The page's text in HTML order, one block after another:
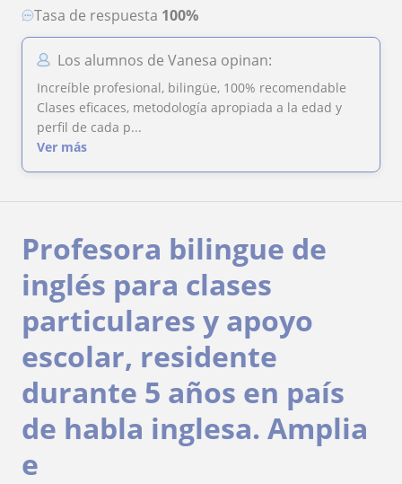
Tasa de respuesta 100%
Los alumnos de Vanesa opinan:
Increíble profesional, bilingüe, 100% recomendable
Clases eficaces, metodología apropiada a la edad y
perfil de cada p...
Ver más
Profesora bilingue de
inglés para clases
particulares y apoyo
escolar, residente
durante 5 años en país
de habla inglesa. Amplia
e